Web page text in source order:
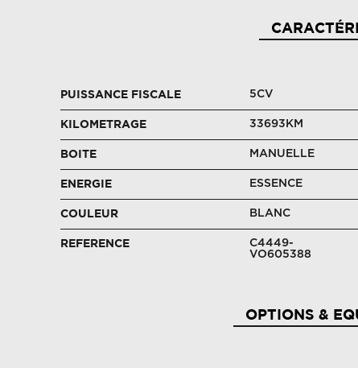
PUISSANCE FISCALE 5CV
KILOMETRAGE 33693KM
BOITE MANUELLE
ENERGIE ESSENCE
COULEUR BLANC
REFERENCE
C4449-
VO605388
OPTIONS &